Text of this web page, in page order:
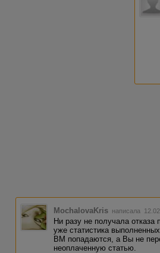
MochalovaKris написала
Ни разу не получала отказа
уже статистика
ВМ попадаются, а Вы не
неоплаченную статью.